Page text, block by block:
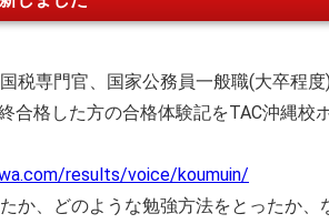
税専門官、国家公務員一般職(大卒程
合格した方の合格体験記をTAC沖縄校
results/voice/koumuin/
か、どのような勉強方法をとったか、